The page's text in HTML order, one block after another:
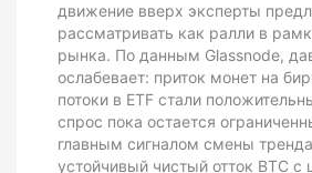
движение вверх эксперты
рассматривать как ралли в
рынка. По данным Glassnode,
ослабевает: приток монет на
потоки в ETF стали
спрос пока остается
главным сигналом смены
устойчивый чистый отток BTC с